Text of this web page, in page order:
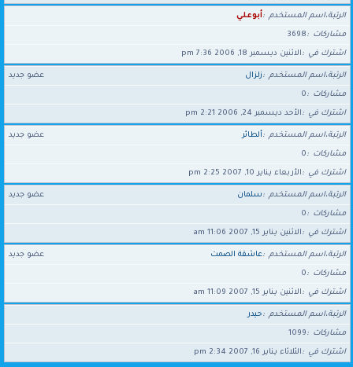
الرتبة،اسم المستخدم أبوعلي
مشاركات 3698
اشترك في الاثنين ديسمبر 18, 2006 7:36 pm
الرتبة،اسم المستخدم عضو جديد زلزال
مشاركات 0
اشترك في الأحد ديسمبر 24, 2006 2:21 pm
الرتبة،اسم المستخدم عضو جديد ألطائر
مشاركات 0
اشترك في الأربعاء يناير 10, 2007 2:25 pm
الرتبة،اسم المستخدم عضو جديد سلمان
مشاركات 0
اشترك في الاثنين يناير 15, 2007 11:06 am
الرتبة،اسم المستخدم عضو جديد عاشقة الصمت
مشاركات 0
اشترك في الاثنين يناير 15, 2007 11:09 am
الرتبة،اسم المستخدم حيدر
مشاركات 1099
اشترك في الثلاثاء يناير 16, 2007 2:34 pm